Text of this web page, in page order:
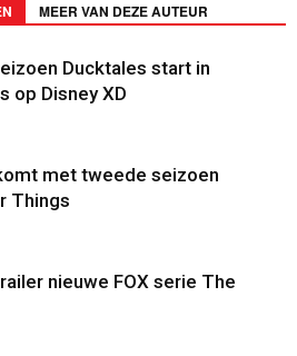
MEER VAN DEZE AUTEUR
Ducktales start in
op Disney XD
met tweede seizoen
Things
nieuwe FOX serie The